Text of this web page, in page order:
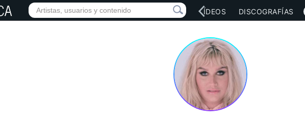
INICIO ARTISTAS RED SOCIAL MÚSICA VÍDEOS DISCOGRAFÍAS